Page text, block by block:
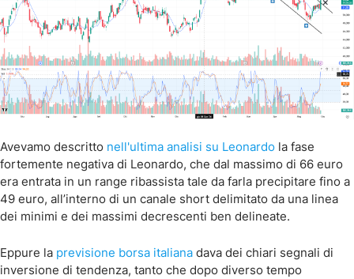
Avevamo descritto nell'ultima analisi su Leonardo la fase
fortemente negativa di Leonardo, che dal massimo di 66 euro
era entrata in un range ribassista tale da farla precipitare fino a
49 euro, all’interno di un canale short delimitato da una linea
dei minimi e dei massimi decrescenti ben delineate.
Eppure la previsione borsa italiana dava dei chiari segnali di
inversione di tendenza, tanto che dopo diverso tempo